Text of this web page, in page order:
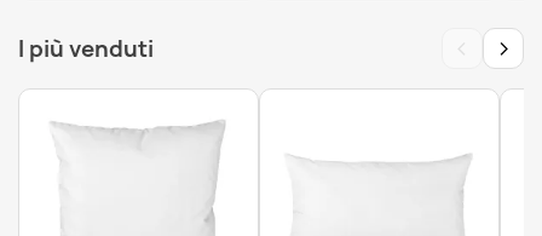
I più venduti ‹ ›